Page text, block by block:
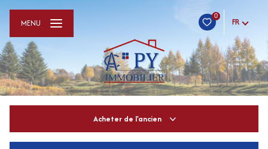
0
FR
MENU
Acheter de l'ancien